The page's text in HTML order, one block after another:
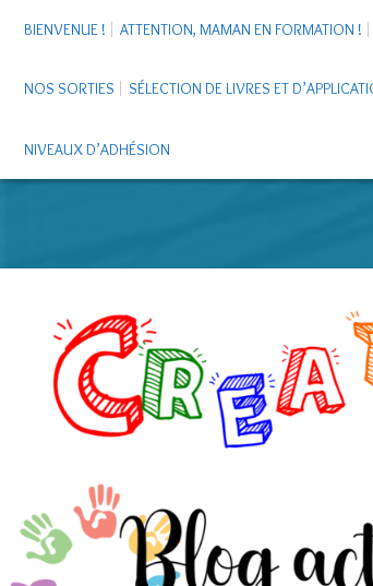
BIENVENUE ! ATTENTION, MAMAN EN FORMATION !
NOS SORTIES SÉLECTION DE LIVRES ET
NIVEAUX D’ADHÉSION